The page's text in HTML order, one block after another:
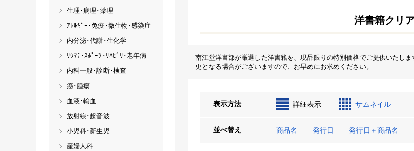
洋書籍クリ
南江堂洋書部が厳選した洋書籍を、現品限りの特別価格でご提供いたし
更となる場合がございますので、お早めにお求めください。
表示方法 詳細表示 サムネイル
並べ替え 商品名 発行日 発行日＋商品名
生理･病理･薬理
ｱﾚﾙｷﾞｰ･免疫･微生物･感染症
内分泌･代謝･生化学
ﾘｳﾏﾁ･ｽﾎﾟｰﾂ･ﾘﾊﾋﾞﾘ･老年病
内科一般･診断･検査
癌･腫瘍
血液･輸血
放射線･超音波
小児科･新生児
産婦人科